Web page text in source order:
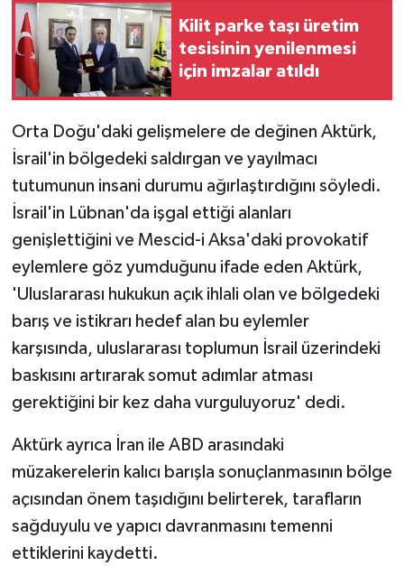
Kilit parke taşı üretim
tesisinin yenilenmesi
için imzalar atıldı
Orta Doğu'daki gelişmelere de değinen Aktürk,
İsrail'in bölgedeki saldırgan ve yayılmacı
tutumunun insani durumu ağırlaştırdığını söyledi.
İsrail'in Lübnan'da işgal ettiği alanları
genişlettiğini ve Mescid-i Aksa'daki provokatif
eylemlere göz yumduğunu ifade eden Aktürk,
'Uluslararası hukukun açık ihlali olan ve bölgedeki
barış ve istikrarı hedef alan bu eylemler
karşısında, uluslararası toplumun İsrail üzerindeki
baskısını artırarak somut adımlar atması
gerektiğini bir kez daha vurguluyoruz' dedi.
Aktürk ayrıca İran ile ABD arasındaki
müzakerelerin kalıcı barışla sonuçlanmasının bölge
açısından önem taşıdığını belirterek, tarafların
sağduyulu ve yapıcı davranmasını temenni
ettiklerini kaydetti.